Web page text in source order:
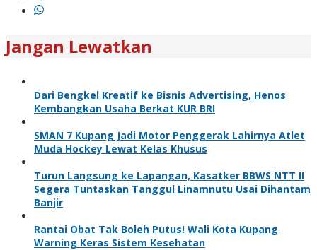
Jangan Lewatkan
Dari Bengkel Kreatif ke Bisnis Advertising, Henos
Kembangkan Usaha Berkat KUR BRI
SMAN 7 Kupang Jadi Motor Penggerak Lahirnya Atlet
Muda Hockey Lewat Kelas Khusus
Turun Langsung ke Lapangan, Kasatker BBWS NTT II
Segera Tuntaskan Tanggul Linamnutu Usai Dihantam
Banjir
Rantai Obat Tak Boleh Putus! Wali Kota Kupang
Warning Keras Sistem Kesehatan